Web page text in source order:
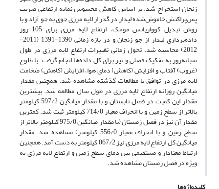
زنجان استخراج شد. بر اساس کاهش محسوس نمایه ارتفاعی ضریب
پس‌پراکنش خاموش‌شده لیدار در گذر از لایه مرزی جوی به جو آزاد و با
روش تبدیل کوواریانس موجک، ارتفاع لایه مرزی برای 105 روز
داده‌برداری لیدار از جو زنجان و در بازه زمانی 1390-1391 (2011-
2012) محاسبه شد. تحول زمانی تغییرات ارتفاع لایه مرزی در طول
شبانه‌روز به تفکیک فصلی و نیز برای کل داده‌ها انجام گرفت. با طلوع
(غروب) آفتاب و افزایش (کاهش) دمای هوا، افزایش (کاهش) ضخامت
لایه مرزی در توافق با مطالعات گذشته مشاهده شد. همچنین مقدار
میانگین روزانه ارتفاع لایه مرزی در طول سال مطالعه شد. بیشترین
مقدار این کمیت در فصل تابستان و با مقدار میانگین 597/2 کیلومتر
بالاتر از سطح زمین و با انحراف معیار 714/0 کیلومتر ثبت شد. کمترین
مقدار آن نیز در فصل زمستان (با مقدار میانگین 975/0 کیلومتر بالاتر از
سطح زمین و با انحراف معیار 556/0 کیلومتر) مشاهده شد. مقدار
میانگین کل ارتفاع لایه مرزی نیز 067/2 کیلومتر به دست آمد. همچنین
ارتباط معنادار و مستقیمی بین دمای سطح زمین و ارتفاع لایه مرزی به
ویژه در فصل زمستان مشاهده شد.